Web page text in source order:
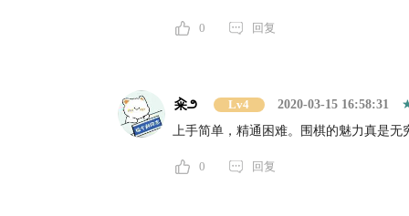
0 回复
籴౨ Lv4
2020-03-15 16:58:31
上手简单，精通困难。围棋的魅力真是无
0 回复